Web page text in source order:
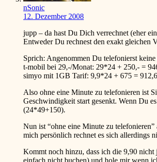
nSonic
12. Dezember 2008
jupp – da hast Du Dich verrechnet (eher
Entweder Du rechnest den exakt gleichen
Sprich: Angenommen Du telefonierst
t-mobil bei 29,-/Monat: 29*24 + 250,- =
simyo mit 1GB Tarif: 9,9*24 + 675 =
Also ohne eine Minute zu telefonieren ist
Geschwindigkeit start gesenkt. Wenn Du
(24*49+150).
Nun ist “ohne eine Minute zu
mich persönlich rechnet es sich allerdings
Kommt noch hinzu, dass ich die 9,90